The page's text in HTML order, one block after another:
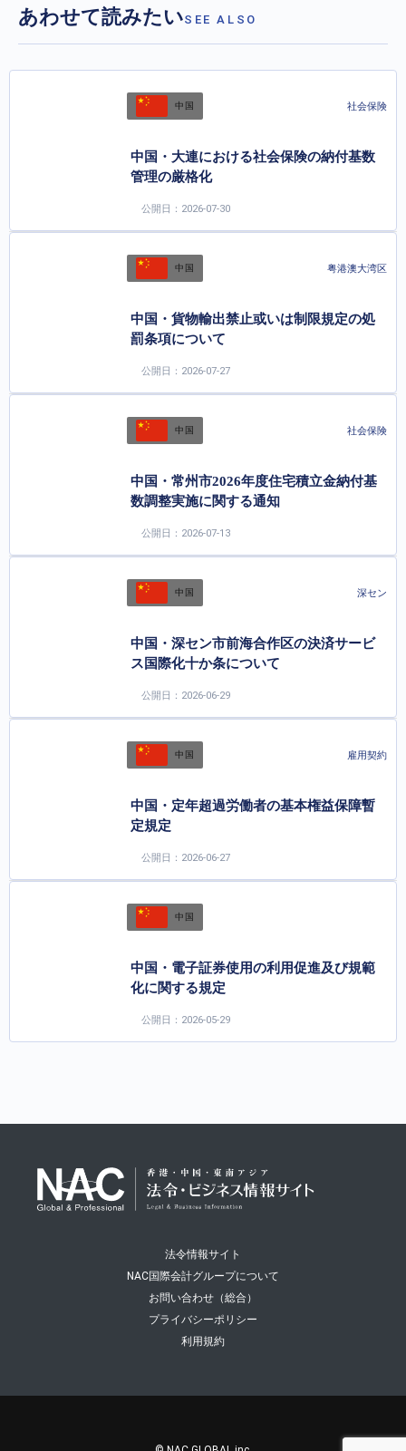
あわせて読みたいSEE ALSO
中国 社会保険
中国・大連における社会保険の納付基数
管理の厳格化
公開日：2026-07-30
中国 粤港澳大湾区
中国・貨物輸出禁止或いは制限規定の処
罰条項について
公開日：2026-07-27
中国 社会保険
中国・常州市2026年度住宅積立金納付基
数調整実施に関する通知
公開日：2026-07-13
中国 深セン
中国・深セン市前海合作区の決済サービ
ス国際化十か条について
公開日：2026-06-29
中国 雇用契約
中国・定年超過労働者の基本権益保障暫
定規定
公開日：2026-06-27
中国
中国・電子証券使用の利用促進及び規範
化に関する規定
公開日：2026-05-29
法令情報サイト
NAC国際会計グループについて
お問い合わせ（総合）
プライバシーポリシー
利用規約